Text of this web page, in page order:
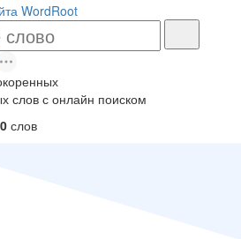
слов с онлайн поиском
слов